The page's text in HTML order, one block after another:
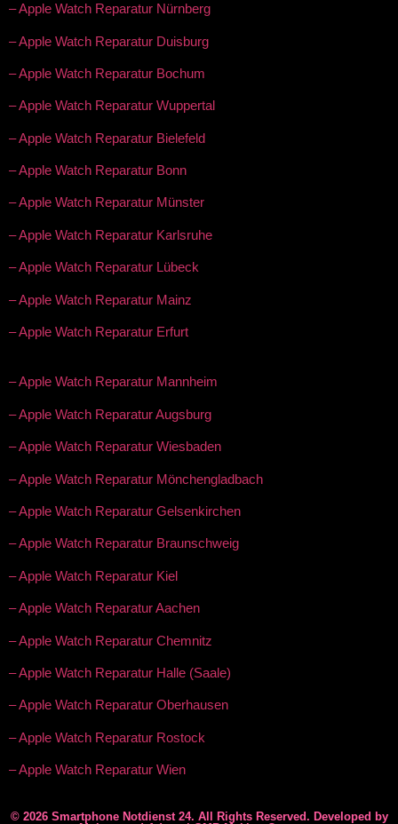
– Apple Watch Reparatur Nürnberg
– Apple Watch Reparatur Duisburg
– Apple Watch Reparatur Bochum
– Apple Watch Reparatur Wuppertal
– Apple Watch Reparatur Bielefeld
– Apple Watch Reparatur Bonn
– Apple Watch Reparatur Münster
– Apple Watch Reparatur Karlsruhe
– Apple Watch Reparatur Lübeck
– Apple Watch Reparatur Mainz
– Apple Watch Reparatur Erfurt
– Apple Watch Reparatur Mannheim
– Apple Watch Reparatur Augsburg
– Apple Watch Reparatur Wiesbaden
– Apple Watch Reparatur Mönchengladbach
– Apple Watch Reparatur Gelsenkirchen
– Apple Watch Reparatur Braunschweig
– Apple Watch Reparatur Kiel
– Apple Watch Reparatur Aachen
– Apple Watch Reparatur Chemnitz
– Apple Watch Reparatur Halle (Saale)
– Apple Watch Reparatur Oberhausen
– Apple Watch Reparatur Rostock
– Apple Watch Reparatur Wien
© 2026 Smartphone Notdienst 24. All Rights Reserved. Developed by